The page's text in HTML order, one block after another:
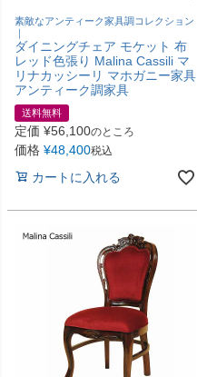
素敵なアンティーク家具調コレクション
｜
ダイニングチェア モケット 布
レッド色張り Malina Cassili マ
リナカッシーリ マホガニー家具
アンティーク調家具
送料無料
定価 ¥56,100のところ
価格 ¥48,400税込
カートに入れる